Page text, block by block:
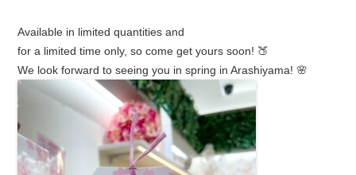
Available in limited quantities and
for a limited time only, so come get yours soon! 🍑
We look forward to seeing you in spring in Arashiyama! 🌸